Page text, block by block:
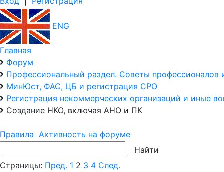
ENG
Главная
Форум
Профессиональный раздел. Советы
МинЮст, ФАС, ЦБ и регистрация СРО
Регистрация некоммерческих организаций и иные
Создание НКО, включая АНО и ПК
Правила Активность на форуме
Страницы: Пред. 1 2 3 4 След.